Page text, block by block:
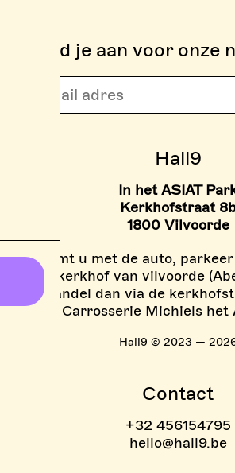
> BOULDERZONE
> TARIEVEN Hall9
In het ASIAT
Kerkhofstraat
1800 Vilvoorde
Komt u met de auto,
kerkhof van vilvoorde
En wandel dan via de
van Carrosserie Michiels
Hall9 © 2023 —
Contact
+32 456154795
hello@hall9.be
Meld je aan voor onze